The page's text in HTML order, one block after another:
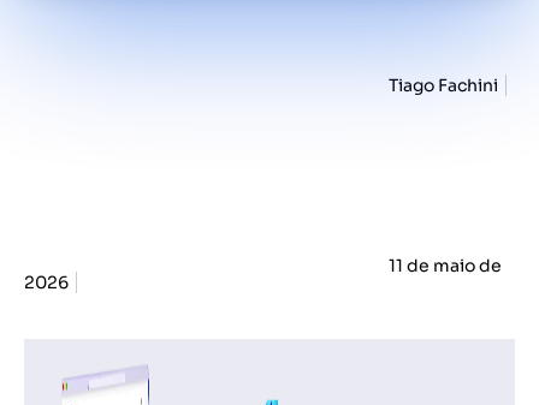
Tiago Fachini
11 de maio de
2026